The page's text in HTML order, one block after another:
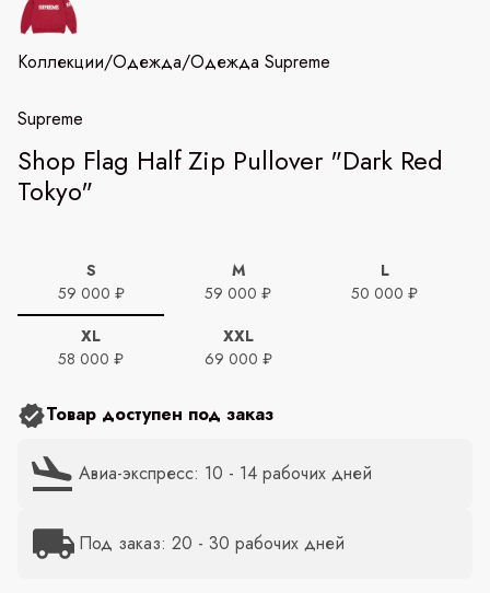
Коллекции/Одежда/Одежда Supreme
Supreme
Shop Flag Half Zip Pullover "Dark Red
Tokyo"
S
59 000 ₽
M
59 000 ₽
L
50 000 ₽
XL
58 000 ₽
XXL
69 000 ₽
Товар доступен под заказ
Авиа-экспресс: 10 - 14 рабочих дней
Под заказ: 20 - 30 рабочих дней